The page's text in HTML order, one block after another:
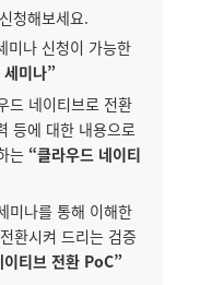
청해보세요.
나 신청이 가능한
미나”
드 네이티브로 전환
등에 대한 내용으로
는“클라우드 네이티
미나를 통해 이해한
환시켜 드리는 검증
티브 전환 PoC”